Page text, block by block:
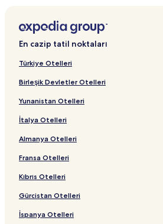
En cazip tatil noktaları
Türkiye Otelleri
Birleşik Devletler Otelleri
Yunanistan Otelleri
İtalya Otelleri
Almanya Otelleri
Fransa Otelleri
Kıbrıs Otelleri
Gürcistan Otelleri
İspanya Otelleri